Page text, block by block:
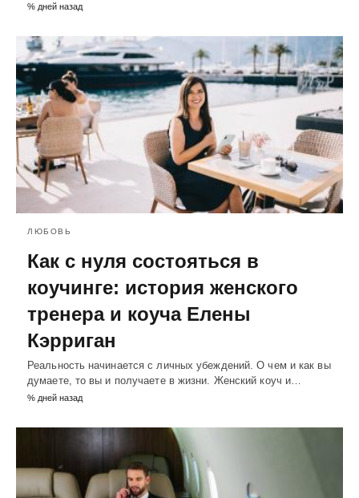
% дней назад
ЛЮБОВЬ
Как с нуля состояться в
коучинге: история женского
тренера и коуча Елены
Кэрриган
Реальность начинается с личных убеждений. О чем и как вы
думаете, то вы и получаете в жизни. Женский коуч и…
% дней назад